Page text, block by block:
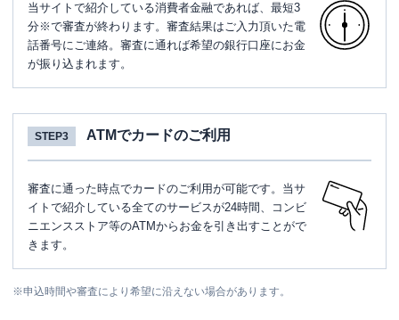
当サイトで紹介している消費者金融であれば、最短3
分※で審査が終わります。審査結果はご入力頂いた電
話番号にご連絡。審査に通れば希望の銀行口座にお金
が振り込まれます。
STEP3 ATMでカードのご利用
審査に通った時点でカードのご利用が可能です。当サ
イトで紹介している全てのサービスが24時間、コンビ
ニエンスストア等のATMからお金を引き出すことがで
きます。
※申込時間や審査により希望に沿えない場合があります。